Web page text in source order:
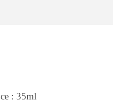
: 35ml